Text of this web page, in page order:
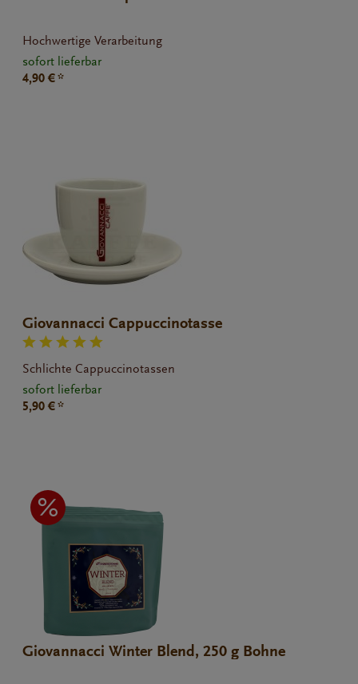
Hochwertige Verarbeitung
sofort lieferbar
4,90 € *
Giovannacci Cappuccinotasse
Schlichte Cappuccinotassen
sofort lieferbar
5,90 € *
Giovannacci Winter Blend, 250 g Bohne